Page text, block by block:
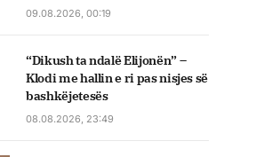
09.08.2026, 00:19
“Dikush ta ndalë Elijonën” –
Klodi me hallin e ri pas nisjes së
bashkëjetesës
08.08.2026, 23:49